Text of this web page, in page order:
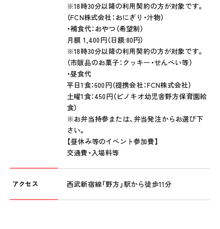
※18時30分以降の利用契約の方が対象です。
（FCN株式会社：おにぎり・汁物）
・補食代：おやつ（希望制）
月額 1,400円（日額:80円）
※18時30分以降の利用契約の方が対象です。
（市販品のお菓子：クッキー・せんべい等）
・昼食代
平日1食：600円（提携会社：FCN株式会社）
土曜1食：450円（ピノキオ幼児舎野方保育園給
食）
※お弁当持参または、弁当発注からお選び下
さい。
【昼休み等のイベント参加費】
交通費・入場料等
アクセス 西武新宿線「野方」駅から徒歩11分